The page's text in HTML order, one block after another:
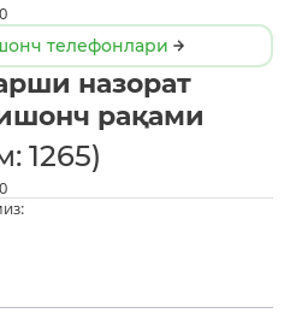
телефонлари
назорат
рақами
1265)